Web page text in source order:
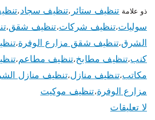
ذو علامة تنظيف ستائر ،تنظيف سجاد،
سوليات،تنظيف شركات،تنظيف شقق،
الشرق،تنظيف شقق مزارع الوفرة،
كنب،تنظيف مطابخ،تنظيف مطاعم،
مكاتب،تنظيف منازل،تنظيف منازل
مزارع الوفرة،تنظيف موكيت
لا تعليقات